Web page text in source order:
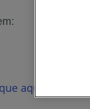
aqui para